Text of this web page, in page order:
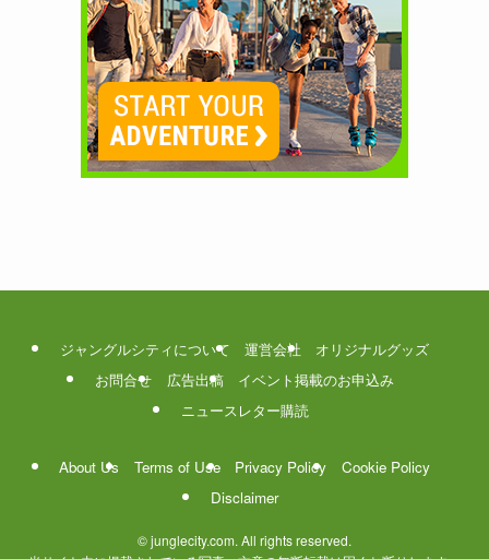
ジャングルシティについて 運営会社
オリジナルグッズ
お問合せ
広告出稿
イベント掲載のお申込み
ニュースレター購読
About Us Terms of Use Privacy Policy
Cookie Policy
Disclaimer
©junglecity.com. All rights reserved.